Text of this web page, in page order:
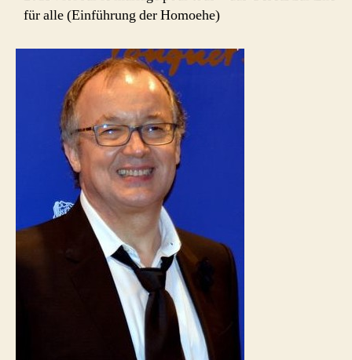
für alle (Einführung der Homoehe)